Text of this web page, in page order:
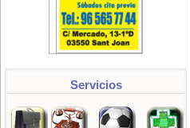
Servicios